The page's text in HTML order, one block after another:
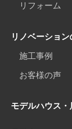
リフォーム
リノベーション
施工事例
お客様の声
モデルハウス・